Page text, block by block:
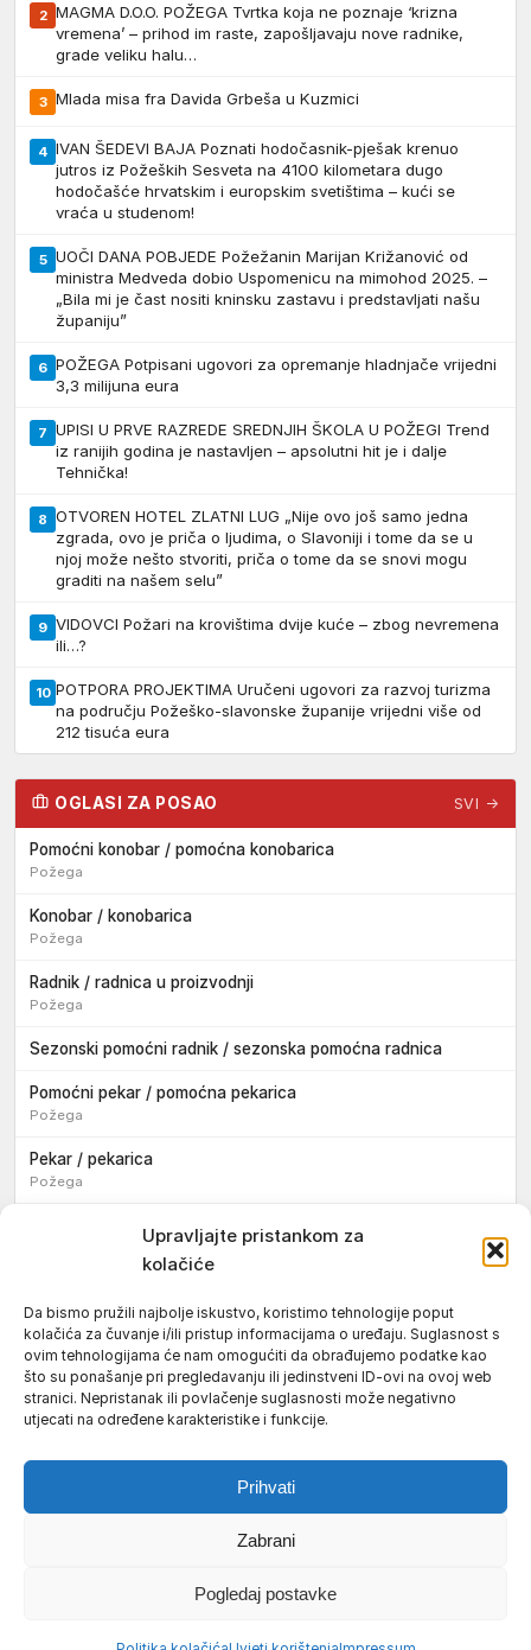
Upravljajte pristankom za
kolačiće
Da bismo pružili najbolje iskustvo, koristimo tehnologije poput
kolačića za čuvanje i/ili pristup informacijama o uređaju. Suglasnost s
ovim tehnologijama će nam omogućiti da obrađujemo podatke kao
što su ponašanje pri pregledavanju ili jedinstveni ID-ovi na ovoj web
stranici. Nepristanak ili povlačenje suglasnosti može negativno
utjecati na određene karakteristike i funkcije.
Prihvati
Zabrani
Pogledaj postavke
2 MAGMA D.O.O. POŽEGA Tvrtka koja ne poznaje ‘krizna
vremena’ – prihod im raste, zapošljavaju nove radnike,
grade veliku halu…
3 Mlada misa fra Davida Grbeša u Kuzmici
4 IVAN ŠEDEVI BAJA Poznati hodočasnik-pješak krenuo
jutros iz Požeških Sesveta na 4100 kilometara dugo
hodočašće hrvatskim i europskim svetištima – kući se
vraća u studenom!
5 UOČI DANA POBJEDE Požežanin Marijan Križanović od
ministra Medveda dobio Uspomenicu na mimohod 2025. –
„Bila mi je čast nositi kninsku zastavu i predstavljati našu
županiju”
6 POŽEGA Potpisani ugovori za opremanje hladnjače vrijedni
3,3 milijuna eura
7 UPISI U PRVE RAZREDE SREDNJIH ŠKOLA U POŽEGI Trend
iz ranijih godina je nastavljen – apsolutni hit je i dalje
Tehnička!
8 OTVOREN HOTEL ZLATNI LUG „Nije ovo još samo jedna
zgrada, ovo je priča o ljudima, o Slavoniji i tome da se u
njoj može nešto stvoriti, priča o tome da se snovi mogu
graditi na našem selu”
9 VIDOVCI Požari na krovištima dvije kuće – zbog nevremena
ili…?
10 POTPORA PROJEKTIMA Uručeni ugovori za razvoj turizma
na području Požeško-slavonske županije vrijedni više od
212 tisuća eura
OGLASI ZA POSAO SVI →
Pomoćni konobar / pomoćna konobarica
Požega
Konobar / konobarica
Požega
Radnik / radnica u proizvodnji
Požega
Sezonski pomoćni radnik / sezonska pomoćna radnica
Pomoćni pekar / pomoćna pekarica
Požega
Pekar / pekarica
Požega
Konobar / konobarica
Tokar / tokarica
Jakšić
Njegovatelj / njegovateljica starijih i nemoćnih osoba
Resnik
Pravila privatnosti
© 2026 Požeški vodič. Sva prava pridržana.